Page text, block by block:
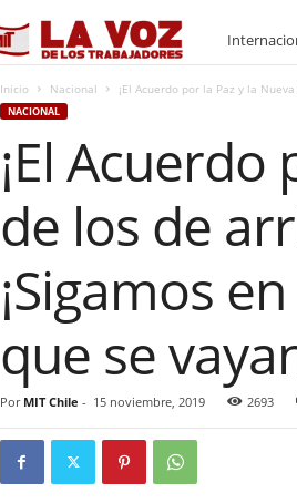
I
Inicio Nacional ¡El Acuerdo por la Paz y la
NACIONAL
¡El
de los de
¡Sigamos
que se
Por MIT Chile - 15 noviembre, 2019 2693